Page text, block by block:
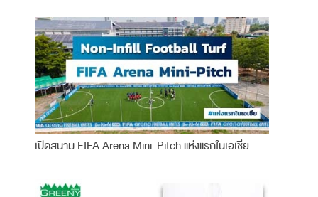
เปิดสนาม FIFA Arena Mini-Pitch แห่งแรกในเอเชีย